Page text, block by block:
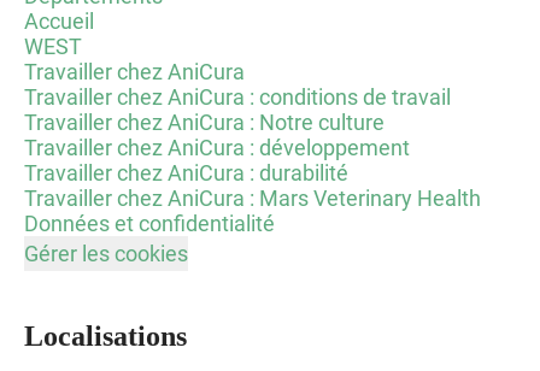
Accueil
WEST
Travailler chez AniCura
Travailler chez AniCura : conditions de travail
Travailler chez AniCura : Notre culture
Travailler chez AniCura : développement
Travailler chez AniCura : durabilité
Travailler chez AniCura : Mars Veterinary Health
Données et confidentialité
Gérer les cookies
Localisations